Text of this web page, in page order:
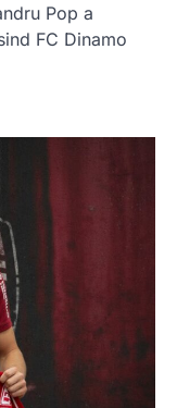
Pop a
FC Dinamo